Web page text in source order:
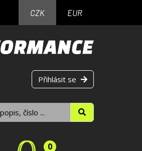
CZK EUR
Přihlásit se
0